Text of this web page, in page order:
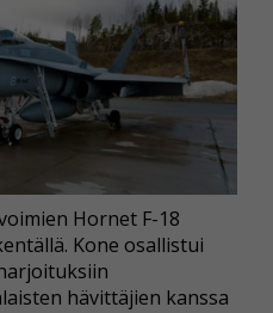
Hornet F-18
Kone osallistui
hävittäjien kanssa